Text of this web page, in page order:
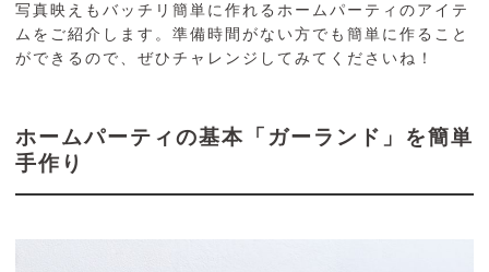
写真映えもバッチリ簡単に作れるホームパーティのアイテ
ムをご紹介します。準備時間がない方でも簡単に作ること
ができるので、ぜひチャレンジしてみてくださいね！
ホームパーティの基本「ガーランド」を簡単
手作り